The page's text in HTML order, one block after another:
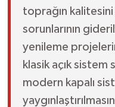
toprağın
sorunlarının
yenileme
klasik açık
modern kapalı